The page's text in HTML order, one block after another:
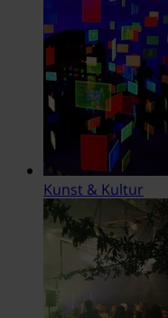
Kunst & Kultur